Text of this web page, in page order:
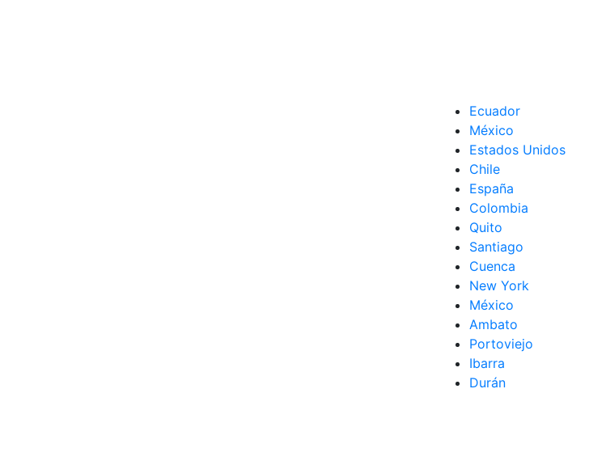
Ecuador
México
Estados Unidos
Chile
España
Colombia
Quito
Santiago
Cuenca
New York
México
Ambato
Portoviejo
Ibarra
Durán